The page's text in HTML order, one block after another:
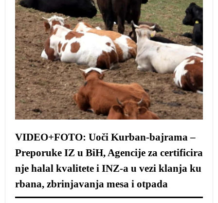
VIDEO+FOTO: Uoči Kurban-bajrama –
Preporuke IZ u BiH, Agencije za certificira
nje halal kvalitete i INZ-a u vezi klanja ku
rbana, zbrinjavanja mesa i otpada